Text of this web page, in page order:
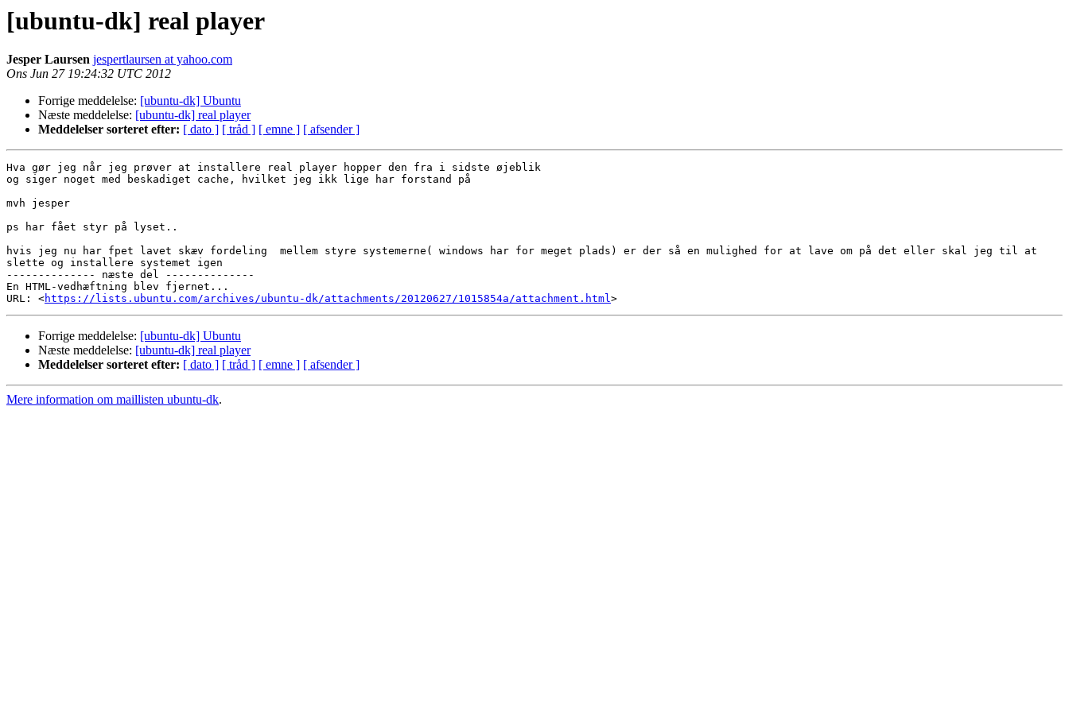
[ubuntu-dk] real player
Jesper Laursen jespertlaursen at yahoo.com
Ons Jun 27 19:24:32 UTC 2012
Forrige meddelelse: [ubuntu-dk] Ubuntu
Næste meddelelse: [ubuntu-dk] real player
Meddelelser sorteret efter: [ dato ] [ tråd ] [ emne ] [ afsender ]
Hva gør jeg når jeg prøver at installere real player hopper den fra i sidste øjeblik
og siger noget med beskadiget cache, hvilket jeg ikk lige har forstand på
mvh jesper
ps har fået styr på lyset..
hvis jeg nu har fpet lavet skæv fordeling  mellem styre systemerne( windows har for meget plads) er der så en mulighed for at lave om på det eller skal jeg til at
slette og installere systemet igen
-------------- næste del --------------
En HTML-vedhæftning blev fjernet...
URL: <https://lists.ubuntu.com/archives/ubuntu-dk/attachments/20120627/1015854a/attachment.html
Forrige meddelelse: [ubuntu-dk] Ubuntu
Næste meddelelse: [ubuntu-dk] real player
Meddelelser sorteret efter: [ dato ] [ tråd ] [ emne ] [ afsender ]
Mere information om maillisten ubuntu-dk.